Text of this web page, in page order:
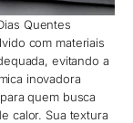
Quentes
com materiais
evitando a
inovadora
quem busca
calor. Sua textura